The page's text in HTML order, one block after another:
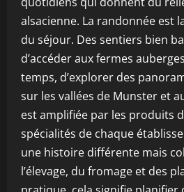
alsacienne. La randonnée est
du séjour. Des sentiers bien
d’accéder aux fermes
temps, d’explorer des
sur les vallées de Munster et
est amplifiée par les produits
spécialités de chaque
une histoire différente mais
l’élevage, du fromage et des